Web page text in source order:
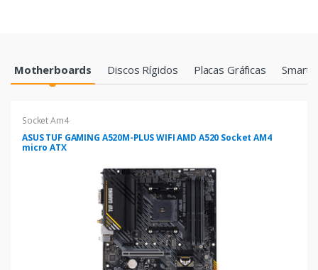
Products Grid
Motherboards Discos Rígidos Placas Gráficas
Socket Am4
ASUS TUF GAMING A520M-PLUS WIFI AMD A520 Socket AM4
micro ATX